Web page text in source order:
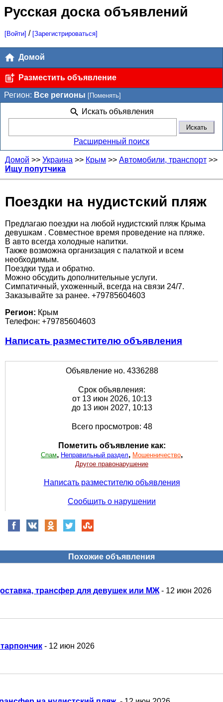
Русская доска объявлений
[Войти] / [Зарегистрироваться]
Домой
Разместить объявление
Регион: Все регионы [Поменять]
Искать объявления
Расширенный поиск
Домой >> Украина >> Крым >> Автомобили, транспорт >>
Ищу попутчика
Поездки на нудистский пляж
Предлагаю поездки на любой нудистский пляж Крыма
девушкам . Совместное время проведение на пляже.
В авто всегда холодные напитки.
Также возможна организация с палаткой и всем
необходимым.
Поездки туда и обратно.
Можно обсудить дополнительные услуги.
Симпатичный, ухоженный, всегда на связи 24/7.
Заказывайте за ранее. +79785604603
Регион: Крым
Телефон: +79785604603
Написать разместителю объявления
Объявление но. 4336288
Срок объявления:
от 13 июн 2026, 10:13
до 13 июн 2027, 10:13
Всего просмотров: 48
Пометить объявление как:
Спам, Неправильный раздел, Мошенничество,
Другое правонарушение
Написать разместителю объявления
Сообщить о нарушении
Похожие объявления
трансфер для девушек или МЖ - 12 июн 2026
- 12 июн 2026